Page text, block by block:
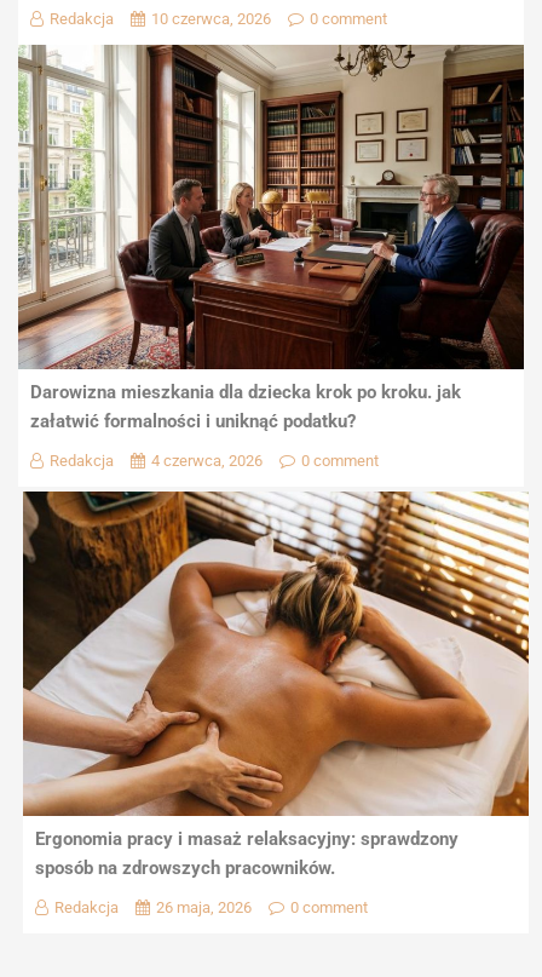
Redakcja 10 czerwca, 2026 0 comment
Darowizna mieszkania dla dziecka krok po kroku. jak
załatwić formalności i uniknąć podatku?
Redakcja 4 czerwca, 2026 0 comment
Ergonomia pracy i masaż relaksacyjny: sprawdzony
sposób na zdrowszych pracowników.
Redakcja 26 maja, 2026 0 comment